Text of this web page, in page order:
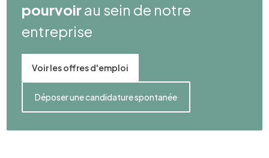
pourvoirau sein de notre
entreprise
Voir les offres d'emploi
Déposer une candidature spontanée